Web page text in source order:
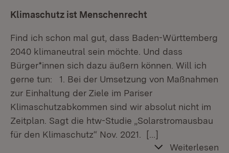
Klimaschutz ist Menschenrecht
Find ich schon mal gut, dass Baden-Württemberg
2040 klimaneutral sein möchte. Und dass
Bürger*innen sich dazu äußern können. Will ich
gerne tun: 1. Bei der Umsetzung von Maßnahmen
zur Einhaltung der Ziele im Pariser
Klimaschutzabkommen sind wir absolut nicht im
Zeitplan. Sagt die htw-Studie „Solarstromausbau
für den Klimaschutz“ Nov. 2021.
[…]
Weiterlesen